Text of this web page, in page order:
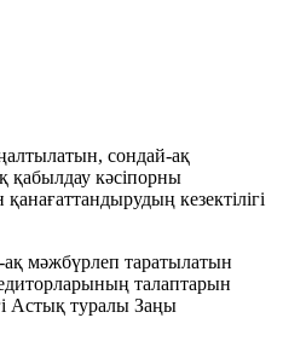
сондай-ақ
қабылдау кәсiпорны
кезектiлiгi
мәжбүрлеп таратылатын
талаптарын
Астық туралы Заңы